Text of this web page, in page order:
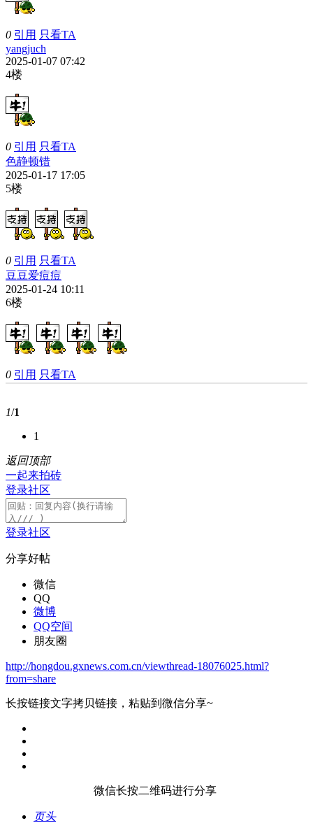
0 引用 只看TA
yangjuch
2025-01-07 07:42
4楼
0 引用 只看TA
色静顿错
2025-01-17 17:05
5楼
0 引用 只看TA
豆豆爱痘痘
2025-01-24 10:11
6楼
0 引用 只看TA
1/1
1
返回顶部
一起来拍砖
登录社区
登录社区
分享好帖
微信
QQ
微博
QQ空间
朋友圈
http://hongdou.gxnews.com.cn/viewthread-18076025.html?
from=share
长按链接文字拷贝链接，粘贴到微信分享~
微信长按二维码进行分享
页头